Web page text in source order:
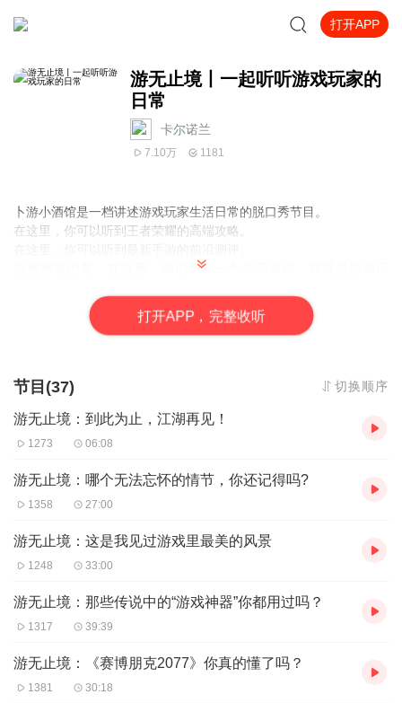
打开APP
游无止境丨一起听听游戏玩家的
日常
卡尔诺兰
7.10万 1181
卜游小酒馆是一档讲述游戏玩家生活日常的脱口秀节目。
在这里，你可以听到王者荣耀的高端攻略。
但更重要的是，在这里，我们都有一个共同身份，那就是游戏玩
玩物不丧志，让游戏欢乐的开始吧！
打开APP，完整收听
节目(37) 切换顺序
游无止境：到此为止，江湖再见！
1273 06:08
游无止境：哪个无法忘怀的情节，你还记得吗?
1358 27:00
游无止境：这是我见过游戏里最美的风景
1248 33:00
游无止境：那些传说中的“游戏神器”你都用过吗？
1317 39:39
游无止境：《赛博朋克2077》你真的懂了吗？
1381 30:18